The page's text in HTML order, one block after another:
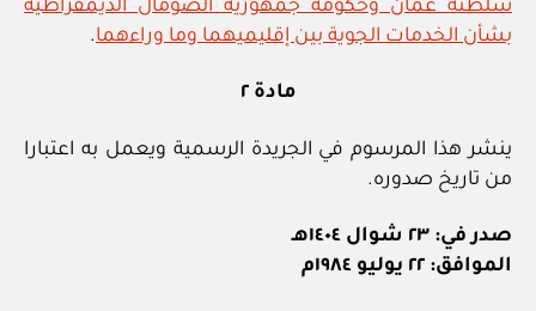
سلطنة عمان وحكومة جمهورية الصومال الديمقراطية
بشأن الخدمات الجوية بين إقليميهما وما وراءهما.
مادة ٢
ينشر هذا المرسوم في الجريدة الرسمية ويعمل به اعتبارا
من تاريخ صدوره.
صدر في: ٢٣ شوال ١٤٠٤هـ
الموافق: ٢٢ يوليو ١٩٨٤م